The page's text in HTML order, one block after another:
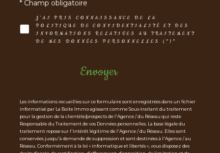
J'AI PRIS CONNAISSANCE DE LA
POLITIQUE DE CONFIDENTIALITÉ ET DES
INFORMATIONS RELATIVES AU TRAITEMENT
DE MES DONNÉES PERSONNELLES (*)*
* Champ obligatoire
Envoyer
Les informations recueillies sur ce formulaire sont enregistrées dans un fichier
informatisé par La Boite Immo agissant comme Sous-traitant du traitement
pour la gestion de la clientèle/prospects de l'Agence / du Réseau qui reste
Responsable du Traitement de vos Données personnelles. La base légale du
traitement repose sur l'intérêt légitime de l'Agence / du Réseau. Elles sont
conservées jusqu'à demande de suppression et sont destinées à l'Agence / au
Réseau. Conformément à la loi « informatique et libertés », vous disposez des